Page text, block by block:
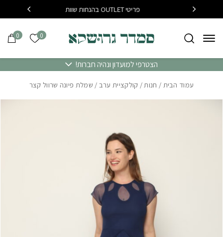
Skip to Content פריטי OUTLET בהנחות שוות
0 הרשימה
0
הצטרפי למועדון ונהיה חברות!
עמוד הבית / חנות/ קולקציית ערב / שמלת פיונה שרוול קצר
בחזרה למעלה